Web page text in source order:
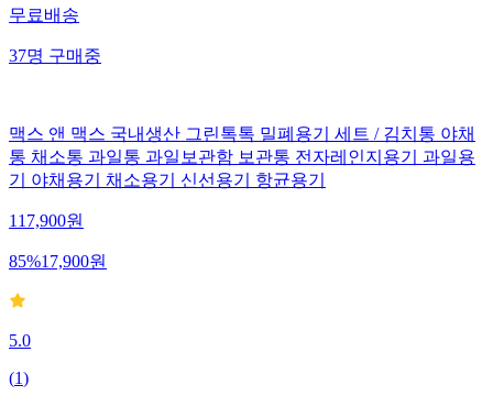
무료배송
37명구매중
맥스 앤 맥스 국내생산 그린톡톡 밀폐용기 세트 / 김치통 야채
통 채소통 과일통 과일보관함 보관통 전자레인지용기 과일용
기 야채용기 채소용기 신선용기 항균용기
117,900원
85%17,900원
5.0
(1)